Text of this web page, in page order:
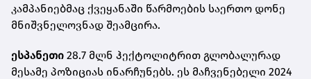
კამპანიებმაც ქვეყანაში წარმოების საერთო დონე
მნიშვნელოვნად შეამცირა.
ესპანეთი 28.7 მლნ ჰექტოლიტრით გლობალურად
მესამე პოზიციას ინარჩუნებს. ეს მაჩვენებელი 2024